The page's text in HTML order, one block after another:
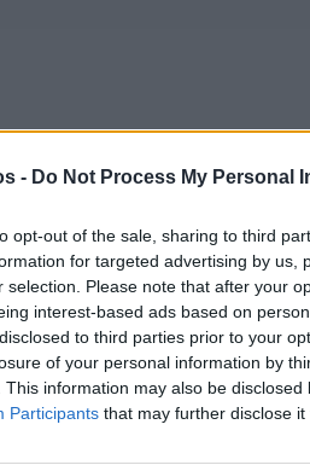
- Do Not Process My Personal
opt-out of the sale, sharing to third
for targeted advertising by us,
selection. Please note that after your
interest-based ads based on
to third parties prior to your
of your personal information by
This information may also be
Participants that may further disclose it